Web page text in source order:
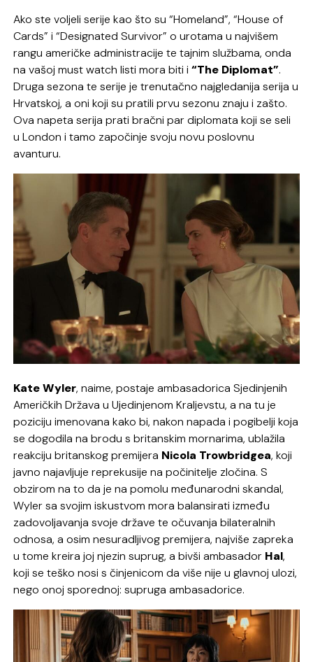
Ako ste voljeli serije kao što su “Homeland”, “House of
Cards” i “Designated Survivor” o urotama u najvišem
rangu američke administracije te tajnim službama, onda
na vašoj must watch listi mora biti i “The Diplomat”.
Druga sezona te serije je trenutačno najgledanija serija u
Hrvatskoj, a oni koji su pratili prvu sezonu znaju i zašto.
Ova napeta serija prati bračni par diplomata koji se seli
u London i tamo započinje svoju novu poslovnu
avanturu.
Kate Wyler, naime, postaje ambasadorica Sjedinjenih
Američkih Država u Ujedinjenom Kraljevstu, a na tu je
poziciju imenovana kako bi, nakon napada i pogibelji koja
se dogodila na brodu s britanskim mornarima, ublažila
reakciju britanskog premijera Nicola Trowbridgea, koji
javno najavljuje reprekusije na počinitelje zločina. S
obzirom na to da je na pomolu međunarodni skandal,
Wyler sa svojim iskustvom mora balansirati između
zadovoljavanja svoje države te očuvanja bilateralnih
odnosa, a osim nesuradljivog premijera, najviše zapreka
u tome kreira joj njezin suprug, a bivši ambasador Hal,
koji se teško nosi s činjenicom da više nije u glavnoj ulozi,
nego onoj sporednoj: supruga ambasadorice.